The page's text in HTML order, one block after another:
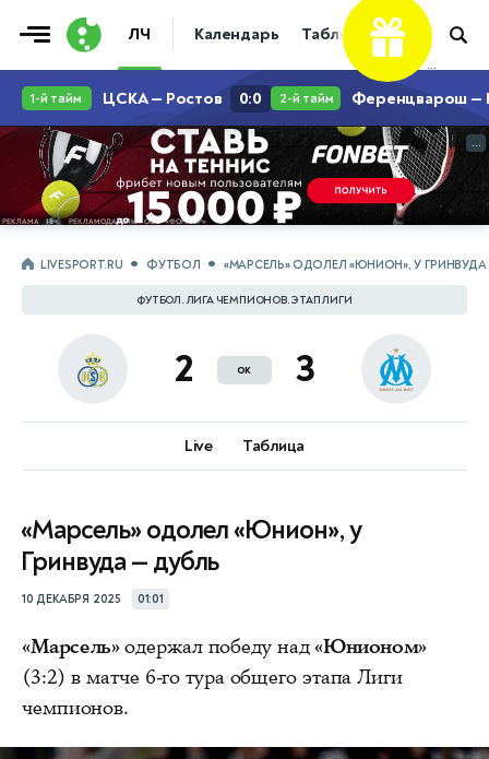
ЛЧ Календарь Таблица Прогнозы
...
...
LIVESPORT.RU ФУТБОЛ «МАРСЕЛЬ» ОДОЛЕЛ «ЮНИОН», У ГРИНВУДА
ФУТБОЛ. ЛИГА ЧЕМПИОНОВ. ЭТАП ЛИГИ
2 ок 3
Live Таблица
«Марсель» одолел «Юнион», у
Гринвуда — дубль
10 ДЕКАБРЯ 2025 01:01
«Марсель»одержал победу над«Юнионом»
(3:2) в матче 6-го тура общего этапа Лиги
чемпионов.